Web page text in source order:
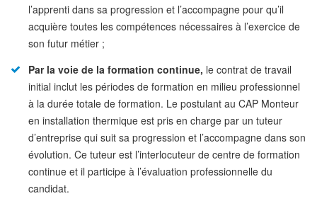
l’apprenti dans sa progression et l’accompagne pour qu’il
acquière toutes les compétences nécessaires à l’exercice de
son futur métier ;
Par la voie de la formation continue, le contrat de travail
initial inclut les périodes de formation en milieu professionnel
à la durée totale de formation. Le postulant au CAP Monteur
en installation thermique est pris en charge par un tuteur
d’entreprise qui suit sa progression et l’accompagne dans son
évolution. Ce tuteur est l’interlocuteur de centre de formation
continue et il participe à l’évaluation professionnelle du
candidat.